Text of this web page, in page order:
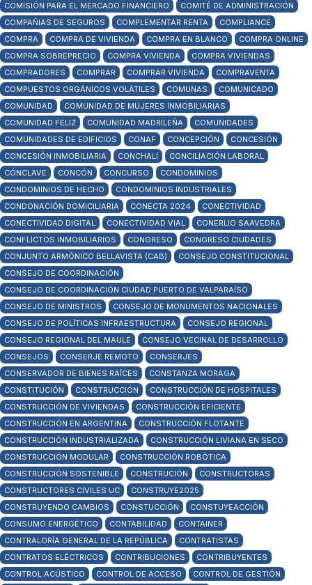
COMISIÓN PARA EL MERCADO FINANCIERO
COMITÉ DE ADMINISTRACIÓN
COMPAÑIAS DE SEGUROS
COMPLEMENTAR RENTA
COMPLIANCE
COMPRA
COMPRA DE VIVIENDA COMPRA EN BLANCO
COMPRA ONLINE
COMPRA SOBREPRECIO
COMPRA VIVIENDA
COMPRA VIVIENDAS
COMPRADORES
COMPRAR COMPRAR VIVIENDA
COMPRAVENTA
COMPUESTOS ORGÁNICOS VOLÁTILES
COMUNAS
COMUNICADO
COMUNIDAD
COMUNIDAD DE MUJERES INMOBILIARIAS
COMUNIDAD FELIZ
COMUNIDAD MADRILEÑA
COMUNIDADES
COMUNIDADES DE EDIFICIOS
CONAF CONCEPCIÓN
CONCESIÓN
CONCESIÓN INMOBILIARIA
CONCHALÍ
CONCILIACIÓN LABORAL
CÓNCLAVE
CONCÓN CONCURSO
CONDOMINIOS
CONDOMINIOS DE HECHO
CONDOMINIOS INDUSTRIALES
CONDONACIÓN DOMICILIARIA
CONECTA 2024
CONECTIVIDAD
CONECTIVIDAD DIGITAL
CONECTIVIDAD VIAL
CONERLIO SAAVEDRA
CONFLICTOS INMOBILIARIOS
CONGRESO
CONGRESO CIUDADES
CONJUNTO ARMÓNICO BELLAVISTA (CAB)
CONSEJO CONSTITUCIONAL
CONSEJO DE COORDINACIÓN
CONSEJO DE COORDINACIÓN CIUDAD PUERTO DE VALPARAÍSO
CONSEJO DE MINISTROS
CONSEJO DE MONUMENTOS NACIONALES
CONSEJO DE POLÍTICAS INFRAESTRUCTURA
CONSEJO REGIONAL
CONSEJO REGIONAL DEL MAULE
CONSEJO VECINAL DE DESARROLLO
CONSEJOS
CONSERJE REMOTO
CONSERJES
CONSERVADOR DE BIENES RAÍCES
CONSTANZA MORAGA
CONSTITUCIÓN
CONSTRUCCIÓN
CONSTRUCCIÓN DE HOSPITALES
CONSTRUCCIÓN DE VIVIENDAS
CONSTRUCCIÓN EFICIENTE
CONSTRUCCIÓN EN ARGENTINA
CONSTRUCCIÓN FLOTANTE
CONSTRUCCIÓN INDUSTRIALIZADA
CONSTRUCCIÓN LIVIANA EN SECO
CONSTRUCCIÓN MODULAR
CONSTRUCCIÓN ROBÓTICA
CONSTRUCCIÓN SOSTENIBLE
CONSTRUCIÓN
CONSTRUCTORAS
CONSTRUCTORES CIVILES UC
CONSTRUYE2025
CONSTRUYENDO CAMBIOS
CONSTUCCIÓN
CONSTUYEACCIÓN
CONSUMO ENERGÉTICO
CONTABILIDAD
CONTAINER
CONTRALORÍA GENERAL DE LA REPÚBLICA
CONTRATISTAS
CONTRATOS ELÉCTRICOS
CONTRIBUCIONES
CONTRIBUYENTES
CONTROL ACÚSTICO
CONTROL DE ACCESO
CONTROL DE GESTIÓN